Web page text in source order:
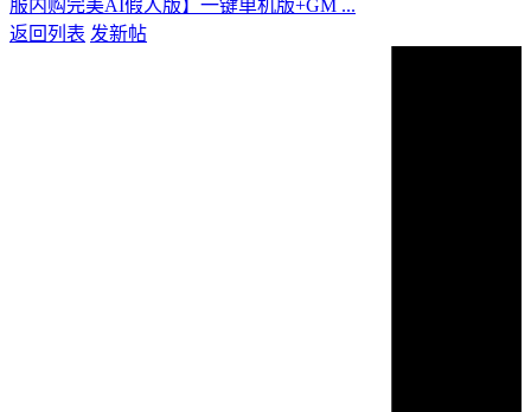
服内购完美AI假人版】一键单机版+GM ...
返回列表 发新帖